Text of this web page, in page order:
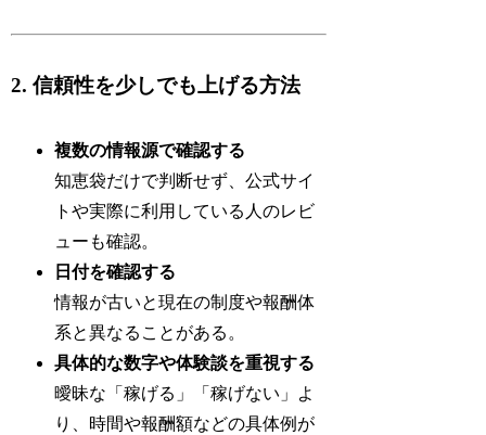
2. 信頼性を少しでも上げる方法
複数の情報源で確認する
知恵袋だけで判断せず、公式サイ
トや実際に利用している人のレビ
ューも確認。
日付を確認する
情報が古いと現在の制度や報酬体
系と異なることがある。
具体的な数字や体験談を重視する
曖昧な「稼げる」「稼げない」よ
り、時間や報酬額などの具体例が